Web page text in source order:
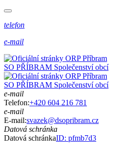
telefon
e-mail
SO PŘÍBRAM Společenství obcí
SO PŘÍBRAM Společenství obcí
e-mail
Telefon:+420 604 216 781
e-mail
E-mail:svazek@dsopribram.cz
Datová schránka
Datová schránkaID: pfmb7d3